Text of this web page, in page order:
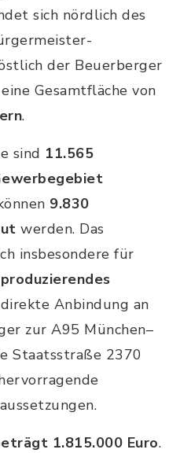
sich nördlich des
der Beuerberger
Gesamtfläche von
.
sind 11.565
9.830
werden. Das
insbesondere für
Anbindung an
zur A95 München–
Staatsstraße 2370
1.815.000 Euro.